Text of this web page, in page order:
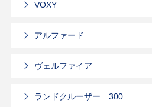
VOXY
アルファード
ヴェルファイア
ランドクルーザー 300